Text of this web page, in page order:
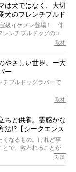
婦に、治療の選択やケ
ました。
できないが、話をき
いだろう。
った、ほんとうに愛し
伺って、お話をきこう
は犬ではなく、大切
犬のフレンチブルド
宝級イケメン登場！ 俳
ンチブルドッグのエ
との情報を聞きつけ、
たっぷり語っていただ
しました。
取材
やさしい世界。ー大
ー
チブルドッグラバーで
のフレンチブルドッグ
じであることに、なん
。
しを、BUHI編集長の
せていただきます。
取材
ちと供養。霊感がな
法!?【シークエンス
くなるもの。けれど事
とで、救われることが
対談